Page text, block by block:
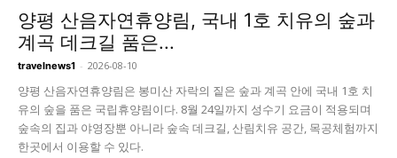
양평 산음자연휴양림, 국내 1호 치유의 숲과
계곡 데크길 품은...
travelnews1 - 2026-08-10
양평 산음자연휴양림은 봉미산 자락의 짙은 숲과 계곡 안에 국내 1호 치
유의 숲을 품은 국립휴양림이다. 8월 24일까지 성수기 요금이 적용되며
숲속의 집과 야영장뿐 아니라 숲속 데크길, 산림치유 공간, 목공체험까지
한곳에서 이용할 수 있다.